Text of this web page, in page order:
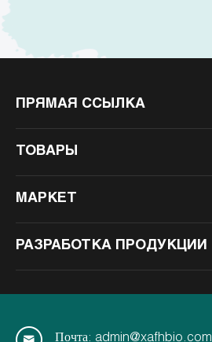
ПРЯМАЯ ССЫЛКА
ТОВАРЫ
МАРКЕТ
РАЗРАБОТКА ПРОДУКЦИИ
Почта: admin@xafhbio.com